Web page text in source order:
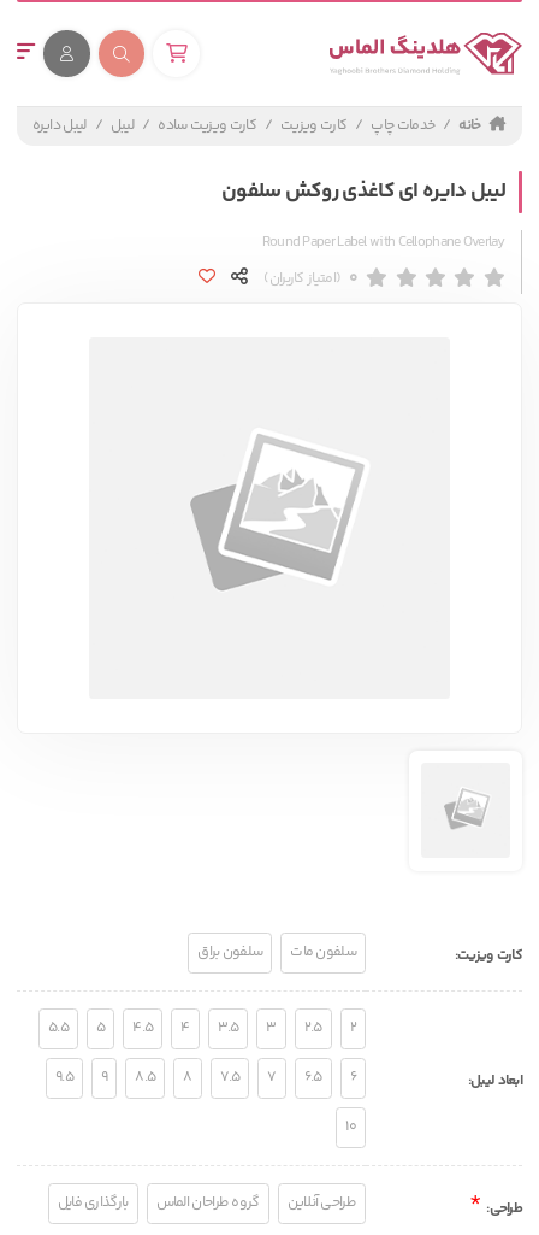
خانه خدمات چاپ کارت ویزیت کارت ویزیت ساده لیبل لیبل دایره
لیبل دایره ای کاغذی روکش سلفون
Round Paper Label with Cellophane Overlay
0 (امتیاز کاربران)
کارت ویزیت: سلفون مات سلفون براق
ابعاد لیبل:
2
2.5
3
3.5
4
4.5
5
5.5
6
6.5
7
7.5
8
8.5
9
9.5
10
طراحی:
* طراحی آنلاین گروه طراحان الماس بارگذاری فایل